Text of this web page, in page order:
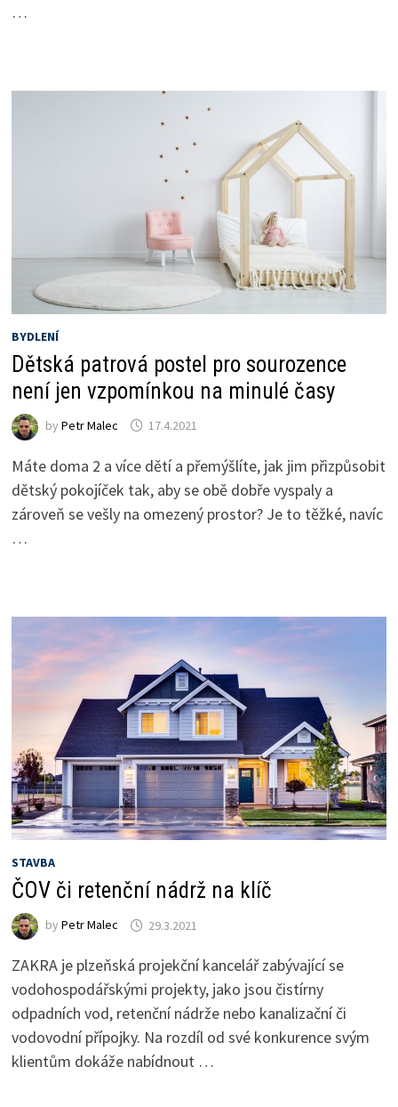
…
BYDLENÍ
Dětská patrová postel pro sourozence
není jen vzpomínkou na minulé časy
by Petr Malec 17.4.2021
Máte doma 2 a více dětí a přemýšlíte, jak jim přizpůsobit
dětský pokojíček tak, aby se obě dobře vyspaly a
zároveň se vešly na omezený prostor? Je to těžké, navíc
…
STAVBA
ČOV či retenční nádrž na klíč
by Petr Malec 29.3.2021
ZAKRA je plzeňská projekční kancelář zabývající se
vodohospodářskými projekty, jako jsou čistírny
odpadních vod, retenční nádrže nebo kanalizační či
vodovodní přípojky. Na rozdíl od své konkurence svým
klientům dokáže nabídnout …